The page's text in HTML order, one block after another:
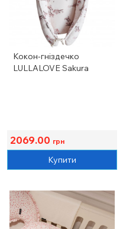
Кокон-гніздечко
LULLALOVE Sakura
2069.00 грн
Купити